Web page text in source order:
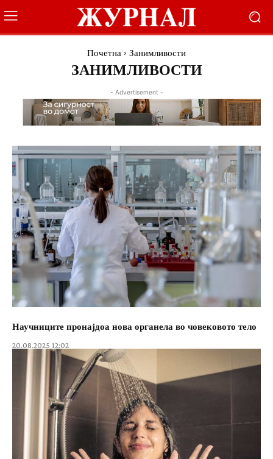
Почетна Занимливости
ЗАНИМЛИВОСТИ
- Advertisement -
Научниците пронајдоа нова органела во човековото тело
20.08.2025 12:02